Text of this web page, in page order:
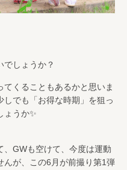
でしょうか？
くることもあるかと思いま
でも「お得な時期」を狙っ
ょうか✨
、GWも空けて、今度は運動
んが、この6月が前撮り第1弾